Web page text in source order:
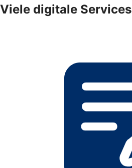
Viele digitale Services